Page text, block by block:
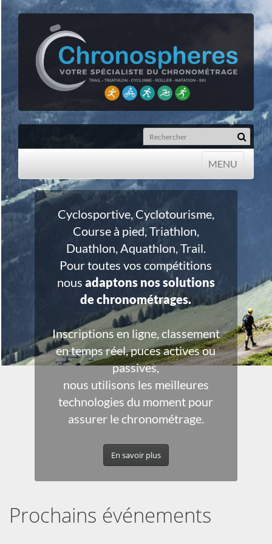
MENU
MENU
Cyclosportive, Cyclotourisme,
Course à pied, Triathlon,
Duathlon, Aquathlon, Trail.
Pour toutes vos compétitions
nous adaptons nos solutions
de chronométrages.
Inscriptions en ligne, classement
en temps réel, puces actives ou
passives,
nous utilisons les meilleures
technologies du moment pour
assurer le chronométrage.
En savoir plus
Prochains événements